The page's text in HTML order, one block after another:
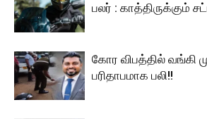
பலர் : காத்திருக்கும்
கோர விபத்தில் வங்கி
பரிதாபமாக பலி!!